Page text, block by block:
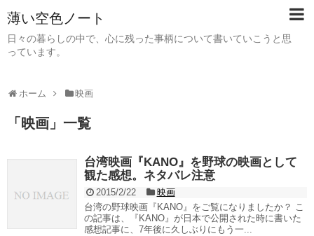
薄い空色ノート
日々の暮らしの中で、心に残った事柄について書いていこうと思
っています。
ホーム 映画
「 映画 」 一覧
台湾映画『KANO』を野球の映画として
観た感想。ネタバレ注意
2015/2/22
映画
台湾の野球映画『KANO』をご覧になりましたか？ こ
の記事は、『KANO』が日本で公開された時に書いた
感想記事に、7年後に久しぶりにもう一...